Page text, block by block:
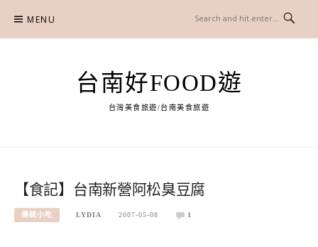
content
MENU
台南好FOOD遊
台灣美食旅遊/台南美食旅遊
【食記】台南新營阿松臭豆腐
傳統小吃 LYDIA 2007-05-08 1